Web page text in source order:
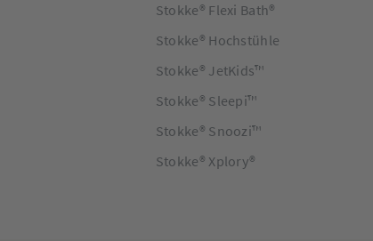
Stokke® Flexi Bath®
Stokke® Hochstühle
Stokke® JetKids™
Stokke® Sleepi™
Stokke® Snoozi™
Stokke® Xplory®